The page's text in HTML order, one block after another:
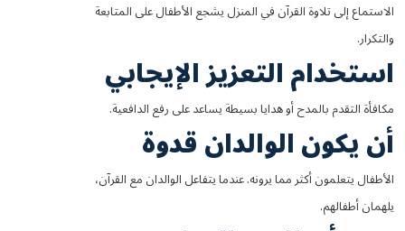
الاستماع إلى تلاوة القرآن في المنزل يشجع الأطفال على المتابعة
والتكرار.
استخدام التعزيز الإيجابي
مكافأة التقدم بالمدح أو هدايا بسيطة يساعد على رفع الدافعية.
أن يكون الوالدان قدوة
الأطفال يتعلمون أكثر مما يرونه. عندما يتفاعل الوالدان مع القرآن،
يلهمان أطفالهم.